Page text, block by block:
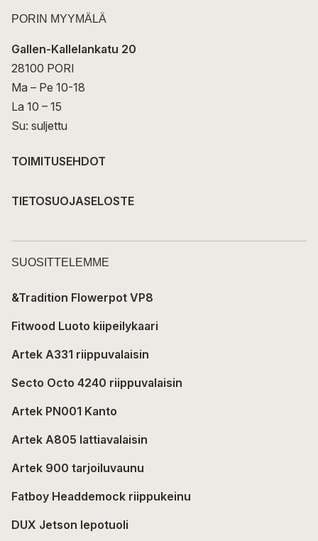
PORIN MYYMÄLÄ
Gallen-Kallelankatu 20
28100 PORI
Ma – Pe 10-18
La 10 – 15
Su: suljettu
TOIMITUSEHDOT
TIETOSUOJASELOSTE
SUOSITTELEMME
&Tradition Flowerpot VP8
Fitwood Luoto kiipeilykaari
Artek A331 riippuvalaisin
Secto Octo 4240 riippuvalaisin
Artek PN001 Kanto
Artek A805 lattiavalaisin
Artek 900 tarjoiluvaunu
Fatboy Headdemock riippukeinu
DUX Jetson lepotuoli